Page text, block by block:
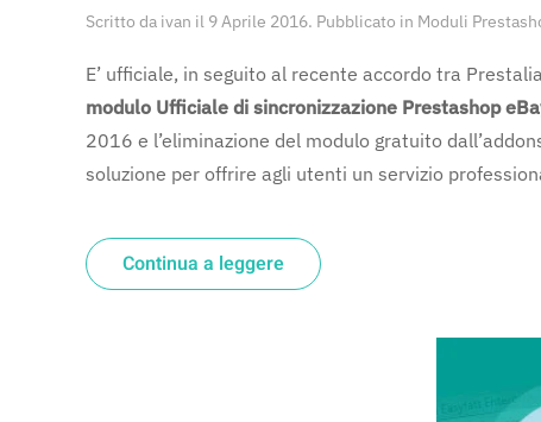
Scritto da ivan il 9 Aprile 2016. Pubblicato in Moduli
E’ ufficiale, in seguito al recente accordo tra
modulo Ufficiale di sincronizzazione Prestashop
2016 e l’eliminazione del modulo gratuito
soluzione per offrire agli utenti un servizio
Continua a leggere